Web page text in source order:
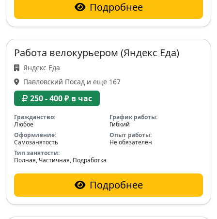
Подробнее
Работа велокурьером (Яндекс Еда)
Яндекс Еда
Павловский Посад и еще 167
250 - 400 ₽ в час
Гражданство:
Любое
График работы:
Гибкий
Оформление:
Самозанятость
Опыт работы:
Не обязателен
Тип занятости:
Полная, Частичная, Подработка
Подробнее